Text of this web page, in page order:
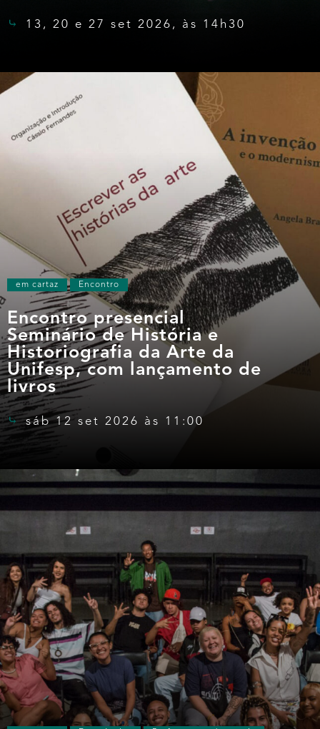
13, 20 e 27 set 2026, às 14h30
em cartaz Encontro
Encontro presencial
Seminário de História e
Historiografia da Arte da
Unifesp, com lançamento de
livros
sáb 12 set 2026 às 11:00